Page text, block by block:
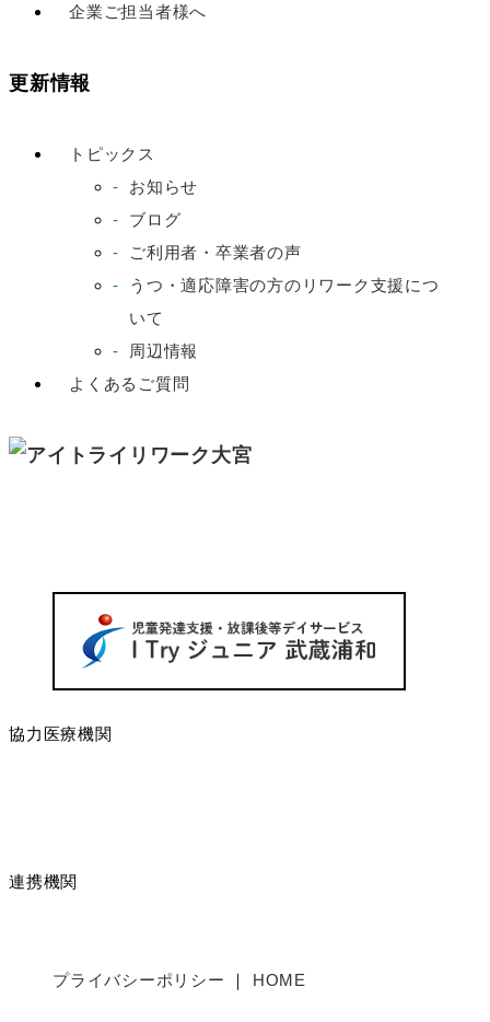
企業ご担当者様へ
更新情報
トピックス
お知らせ
ブログ
ご利用者・卒業者の声
うつ・適応障害の方のリワーク支援につ
いて
周辺情報
よくあるご質問
協力医療機関
連携機関
プライバシーポリシー HOME